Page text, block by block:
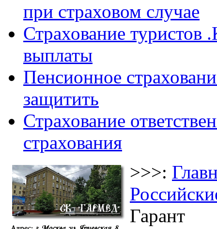
при страховом случае
Страхование туристов
выплаты
Пенсионное
защитить
Страхование
страхования
>>>:
Гарант